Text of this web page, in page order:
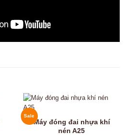
Sale
Máy đóng đai nhựa khí
nén A25